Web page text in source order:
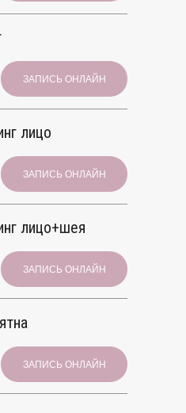
ЗАПИСЬ ОНЛАЙН
лицо
ЗАПИСЬ ОНЛАЙН
лицо+шея
ЗАПИСЬ ОНЛАЙН
ЗАПИСЬ ОНЛАЙН